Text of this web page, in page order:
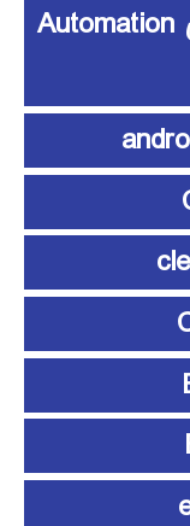
آموزش اتوماسیون صنعتی Automation